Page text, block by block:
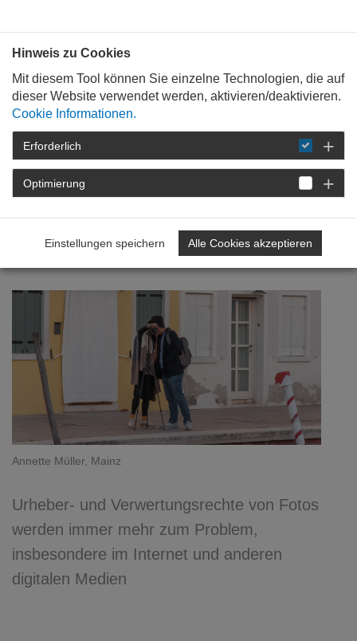
STARTSEITE DETAIL
Vorsicht! Urheberrechte
beachten
Annette Müller, Mainz
Urheber- und Verwertungsrechte von Fotos
werden immer mehr zum Problem,
insbesondere im Internet und anderen
digitalen Medien
Hinweis zu Cookies
Mit diesem Tool können Sie einzelne Technologien, die auf
dieser Website verwendet werden, aktivieren/deaktivieren.
Cookie Informationen.
Erforderlich
Optimierung
Einstellungen speichern Alle Cookies akzeptieren